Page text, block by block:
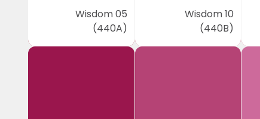
Wisdom 05
(440A)
Wisdom 10
(440B)